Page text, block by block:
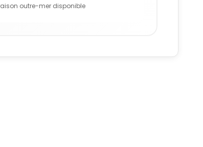
outre-mer disponible